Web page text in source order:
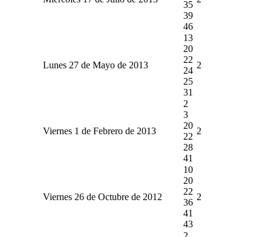
35
39
46
Lunes 27 de Mayo de 2013
13
20
22
24
25
31
2
Viernes 1 de Febrero de 2013
2
3
20
22
28
41
2
Viernes 26 de Octubre de 2012
10
20
22
36
41
43
2